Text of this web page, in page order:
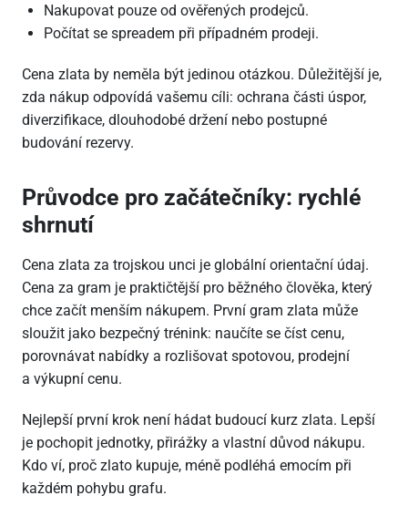
Nakupovat pouze od ověřených prodejců.
Počítat se spreadem při případném prodeji.
Cena zlata by neměla být jedinou otázkou. Důležitější je,
zda nákup odpovídá vašemu cíli: ochrana části úspor,
diverzifikace, dlouhodobé držení nebo postupné
budování rezervy.
Průvodce pro začátečníky: rychlé
shrnutí
Cena zlata za trojskou unci je globální orientační údaj.
Cena za gram je praktičtější pro běžného člověka, který
chce začít menším nákupem. První gram zlata může
sloužit jako bezpečný trénink: naučíte se číst cenu,
porovnávat nabídky a rozlišovat spotovou, prodejní
a výkupní cenu.
Nejlepší první krok není hádat budoucí kurz zlata. Lepší
je pochopit jednotky, přirážky a vlastní důvod nákupu.
Kdo ví, proč zlato kupuje, méně podléhá emocím při
každém pohybu grafu.